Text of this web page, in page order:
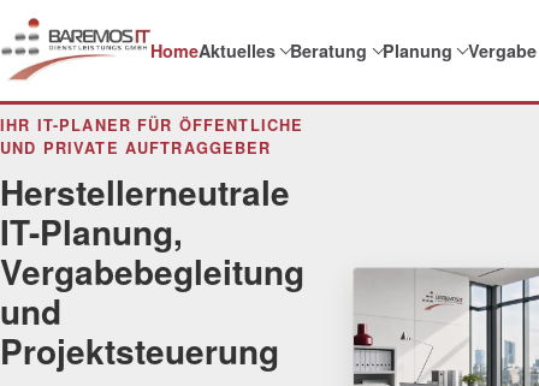
HomeAktuelles Beratung Planung Vergabe
IHR IT-PLANER FÜR ÖFFENTLICHE
UND PRIVATE AUFTRAGGEBER
Herstellerneutrale
IT-Planung,
Vergabebegleitung
und
Projektsteuerung